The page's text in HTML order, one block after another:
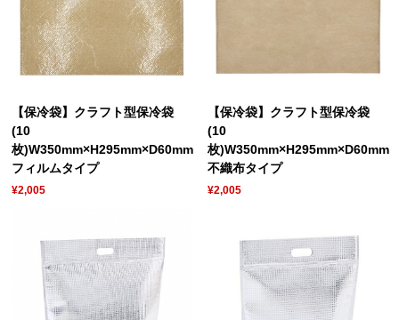
【保冷袋】クラフト型保冷袋
(10
枚)W350mm×H295mm×D60mm
フィルムタイプ
¥2,005
【保冷袋】クラフト型保冷袋
(10
枚)W350mm×H295mm×D60mm
不織布タイプ
¥2,005